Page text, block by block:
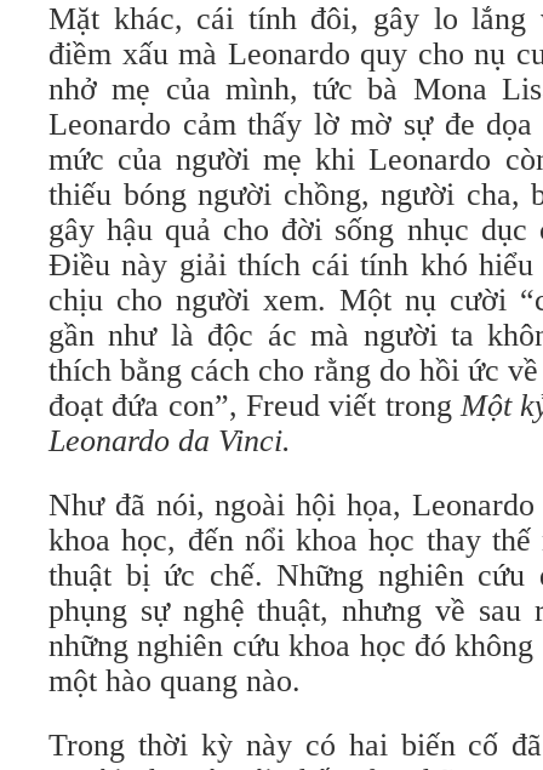
Mặt khác, cái tính đôi, gây lo lắng
điềm xấu mà Leonardo quy cho nụ
nhở mẹ của mình, tức bà Mona
Leonardo cảm thấy lờ mờ sự đe
mức của người mẹ khi Leonardo
thiếu bóng người chồng, người cha,
gây hậu quả cho đời sống nhục dục
Điều này giải thích cái tính khó
chịu cho người xem. Một nụ cười
gần như là độc ác mà người ta
thích bằng cách cho rằng do hồi ức
đoạt đứa con”, Freud viết trongMột
Leonardo da Vinci.
Như đã nói, ngoài hội họa,
khoa học, đến nổi khoa học thay thế
thuật bị ức chế. Những nghiên cứu
phụng sự nghệ thuật, nhưng về
những nghiên cứu khoa học đó
một hào quang nào.
Trong thời kỳ này có hai biến cố